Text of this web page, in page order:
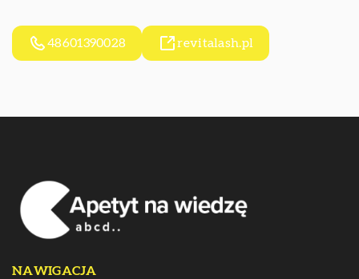
48601390028 revitalash.pl
NAWIGACJA